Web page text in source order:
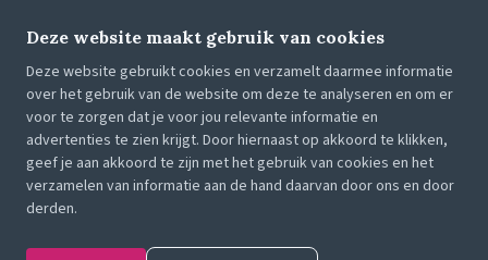
Deze website maakt gebruik van cookies
Deze website gebruikt cookies en verzamelt daarmee informatie
over het gebruik van de website om deze te analyseren en om er
voor te zorgen dat je voor jou relevante informatie en
advertenties te zien krijgt. Door hiernaast op akkoord te klikken,
geef je aan akkoord te zijn met het gebruik van cookies en het
verzamelen van informatie aan de hand daarvan door ons en door
derden.